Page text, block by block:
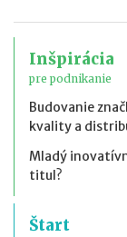
Inšpirácia
pre podnikanie
Budovanie
kvality a
Mladý
titul?
Štart